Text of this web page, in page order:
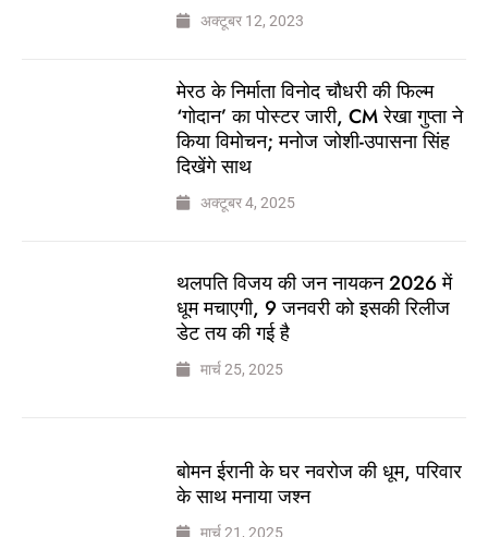
अक्टूबर 12, 2023
मेरठ के निर्माता विनोद चौधरी की फिल्म
‘गोदान’ का पोस्टर जारी, CM रेखा गुप्ता ने
किया विमोचन; मनोज जोशी-उपासना सिंह
दिखेंगे साथ
अक्टूबर 4, 2025
थलपति विजय की जन नायकन 2026 में
धूम मचाएगी, 9 जनवरी को इसकी रिलीज
डेट तय की गई है
मार्च 25, 2025
बोमन ईरानी के घर नवरोज की धूम, परिवार
के साथ मनाया जश्न
मार्च 21, 2025